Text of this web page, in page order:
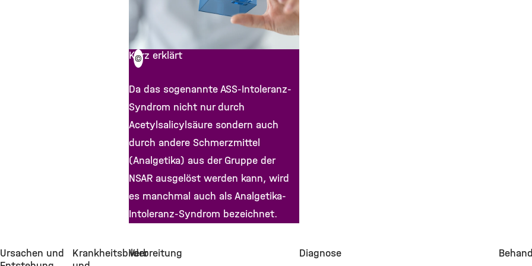
Kurz erklärt
Da das sogenannte ASS-Intoleranz-
Syndrom nicht nur durch
Acetylsalicylsäure sondern auch
durch andere Schmerzmittel
(Analgetika) aus der Gruppe der
NSAR ausgelöst werden kann, wird
es manchmal auch als Analgetika-
Intoleranz-Syndrom bezeichnet.
©
Ursachen und
KrankheitsbilderVerbreitung Diagnose